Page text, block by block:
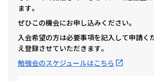
ます。
ぜひこの機会にお申し込みください。
入会希望の方は必要事項を記入して申請く
え登録させていただきます。
勉強会のスケジュールはこちら